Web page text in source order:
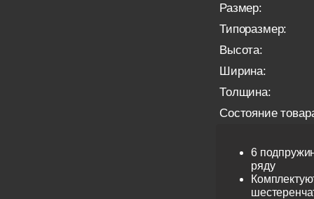
Размер:
Типоразмер:
Высота:
Ширина:
Толщина:
Состояние
6
ряду